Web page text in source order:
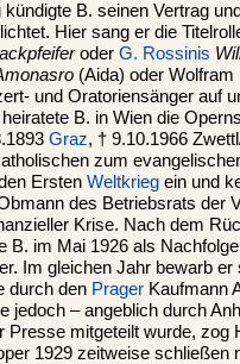
B. seinen Vertrag
Hier sang er die
oder G. Rossinis
(Aida) oder Wolfram
und Oratoriensänger auf
B. in Wien die
Graz, † 9.10.1966
zum
Ersten Weltkrieg ein und
des Betriebsrats der
Krise. Nach dem
B. im Mai 1926 als
Im gleichen Jahr bewarb
durch den Prager Kaufmann
jedoch – angeblich durch
mitgeteilt wurde, zog
1929 zeitweise schließen